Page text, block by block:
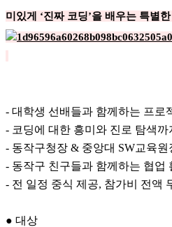
미있게 ‘진짜 코딩’을 배우는 특별
- 대학생 선배들과 함께하는 프로
- 코딩에 대한 흥미와 진로 탐색까
- 동작구청장 & 중앙대 SW교육
- 동작구 친구들과 함께하는 협업
- 전 일정 중식 제공, 참가비 전액
● 대상